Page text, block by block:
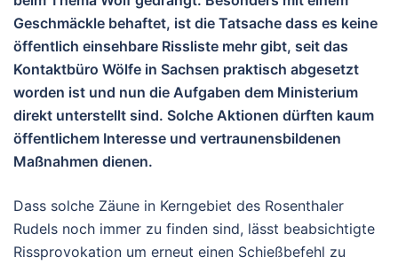
Geschmäckle behaftet, ist die Tatsache dass es keine
öffentlich einsehbare Rissliste mehr gibt, seit das
Kontaktbüro Wölfe in Sachsen praktisch abgesetzt
worden ist und nun die Aufgaben dem Ministerium
direkt unterstellt sind. Solche Aktionen dürften kaum
öffentlichem Interesse und vertraunensbildenen
Maßnahmen dienen.
Dass solche Zäune in Kerngebiet des Rosenthaler
Rudels noch immer zu finden sind, lässt beabsichtigte
Rissprovokation um erneut einen Schießbefehl zu